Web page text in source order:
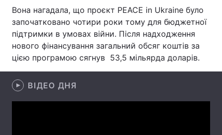
Здоров'я Туризм
Цікавинки Погода
Екологія Регіони
Лонгріди
Вона нагадала, що проєкт PEACE in Ukraine було
започатковано чотири роки тому для бюджетної
підтримки в умовах війни. Після надходження
нового фінансування загальний обсяг коштів за
цією програмою сягнув 53,5 мільярда доларів.
ВІДЕО ДНЯ